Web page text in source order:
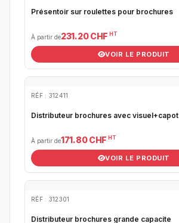
Présentoir sur roulettes pour brochures
À partir de231.20 CHF HT
VOIR LE PRODUIT
RÉF : 312411
Distributeur brochures avec visuel+capot
À partir de171.80 CHF HT
VOIR LE PRODUIT
RÉF : 312301
Distributeur brochures grande capacite